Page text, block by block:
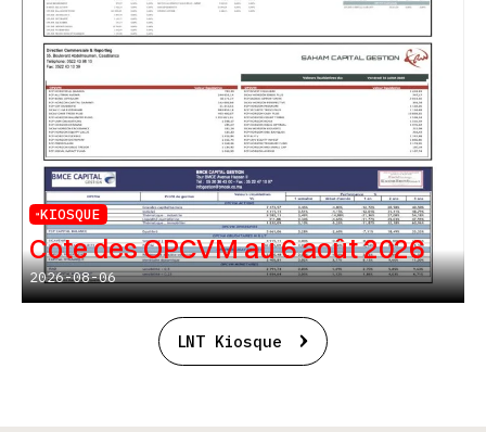
KIOSQUE
Cote des OPCVM au 6 août 2026
2026-08-06
LNT Kiosque